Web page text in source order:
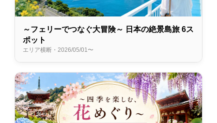
～フェリーでつなぐ大冒険～ 日本の絶景島旅 6ス
ポット
エリア横断・2026/05/01〜